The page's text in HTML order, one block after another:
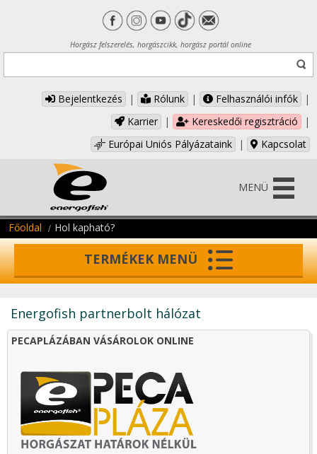
Horgász felszerelés, horgászcikk, horgász portál online
Bejelentkezés | Rólunk | Felhasználói infók
|
Karrier
| Kereskedői regisztráció
|
Európai Uniós Pályázataink
| Kapcsolat
MENÜ
Főoldal Hol kapható?
TERMÉKEK MENÜ
Energofish partnerbolt hálózat
PECAPLÁZÁBAN VÁSÁROLOK ONLINE